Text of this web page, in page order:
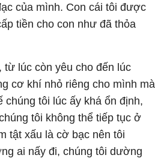
của mình. Con cái tôi được
tiền cho con như đã thỏa
lúc còn yêu cho đến lúc
cơ khí nhỏ riêng cho mình mà
chúng tôi lúc ấy khá ổn định,
tôi không thể tiếp tục ở
tật xấu là cờ bạc nên tôi
ai nấy đi, chúng tôi dường